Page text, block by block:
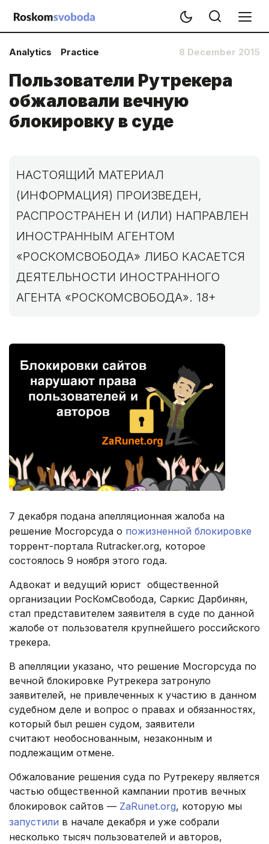
Analytics Practice 8 December 2015
Пользователи Рутрекера
обжаловали вечную
блокировку в суде
НАСТОЯЩИЙ МАТЕРИАЛ
(ИНФОРМАЦИЯ) ПРОИЗВЕДЕН,
РАСПРОСТРАНЕН И (ИЛИ) НАПРАВЛЕН
ИНОСТРАННЫМ АГЕНТОМ
«РОСКОМСВОБОДА» ЛИБО КАСАЕТСЯ
ДЕЯТЕЛЬНОСТИ ИНОСТРАННОГО
АГЕНТА «РОСКОМСВОБОДА». 18+
7 декабря подана апелляционная жалоба на
решение Мосгорсуда о пожизненной блокировке
торрент-портала Rutracker.org, которое
состоялось 9 ноября этого года.
Адвокат и ведущий юрист общественной
организации РосКомСвобода, Саркис Дарбинян,
стал представителем заявителя в суде по данной
жалобе от пользователя крупнейшего российского
трекера.
В апелляции указано, что решение Мосгорсуда по
вечной блокировке Рутрекера затронуло
заявителей, не привлеченных к участию в данном
судебном деле и вопрос о правах и обязанностях,
который был решен судом, заявители
считают необоснованным, незаконным и
подлежащим отмене.
Обжалование решения суда по Рутрекеру является
частью общественной кампании против вечных
блокировок сайтов — ZaRunet.org, которую мы
запустили в начале декабря и уже собрали
несколько тысяч пользователей и авторов,